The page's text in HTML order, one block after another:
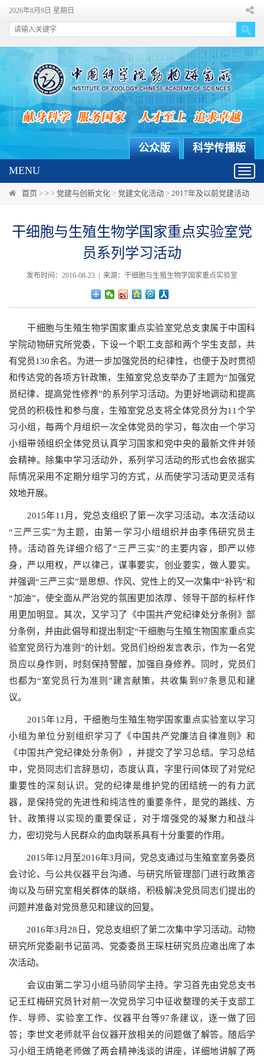
2026年8月9日 星期日
科学传播版
公众版
MENU
首页 > > > 党建与创新文化 > 党建文化活动 > 2017年及以前党建活动
干细胞与生殖生物学国家重点实验室党
员系列学习活动
发布时间：2016-08-23 | 来源：干细胞与生殖生物学国家重点实验室
干细胞与生殖生物学国家重点实验室党总支隶属于中国科
学院动物研究所党委，下设一个职工支部和两个学生支部，共
有党员130余名。为进一步加强党员的纪律性，也便于及时贯彻
和传达党的各项方针政策，生殖室党总支举办了主题为“加强党
员纪律、提高党性修养”的系列学习活动。为更好地调动和提高
党员的积极性和参与度，生殖室党总支将全体党员分为11 个学
习小组，每两个月组织一次全体党员的学习，每次由一个学习
小组带领组织全体党员认真学习国家和党中央的最新文件并领
会精神。除集中学习活动外，系列学习活动的形式也会依据实
际情况采用不定期分组学习的方式，从而使学习活动更灵活有
效地开展。
2015年11 月，党总支组织了第一次学习活动。本次活动以
“三严三实”为主题，由第一学习小组组织并由李伟研究员主
持。活动首先详细介绍了“三严三实”的主要内容，即严以修
身，严以用权，严以律己，谋事要实，创业要实，做人要实。
并强调“三严三实”是思想、作风、党性上的又一次集中“补钙”和
“加油”，使全面从严治党的氛围更加浓厚、领导干部的标杆作
用更加明显。其次，又学习了《中国共产党纪律处分条例》部
分条例，并由此倡导和提出制定“干细胞与生殖生物国家重点实
验室党员行为准则”的计划。党员们纷纷发言表示，作为一名党
员应以身作则，时刻保持警醒，加强自身修养。同时，党员们
也都为“室党员行为准则”建言献策，共收集到 97条意见和建
议。
2015年12月，干细胞与生殖生物学国家重点实验室以学习
小组为单位分别组织学习了《中国共产党廉洁自律准则》和
《中国共产党纪律处分条例》，并提交了学习总结。学习总结
中，党员同志们言辞恳切，态度认真，字里行间体现了对党纪
重要性的深刻认识。党的纪律是维护党的团结统一的有力武
器，是保持党的先进性和纯洁性的重要条件，是党的路线、方
针、政策得以实现的重要保证，对于增强党的凝聚力和战斗
力，密切党与人民群众的血肉联系具有十分重要的作用。
2015年12月至2016年3月间，党总支通过与生殖室室务委员
会讨论、与公共仪器平台沟通、与研究所管理部门进行政策咨
询以及与研究室相关群体的联络，积极解决党员同志们提出的
问题并准备对党员意见和建议的回复。
2016年3月 28 日 ，党总支组织了第二次集中学习活动。动物
研究所党委副书记苗鸿、党委委员王琛柱研究员应邀出席了本
次活动。
会议由第二学习小组马骄同学主持。学习首先由党总支书
记王红梅研究员针对前一次党员学习中征收整理的关于支部工
作、导师、实验室工作、仪器平台等97条建议，逐一做了回
答； 李世文老师就平台仪器开放相关的问题做了解答。随后学
习小组 王炳艳老师做了两会精神浅谈的讲座，详细地讲解了两